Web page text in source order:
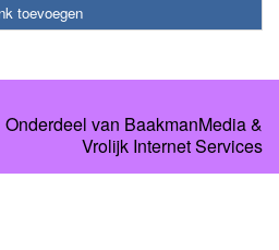
toevoegen
van BaakmanMedia&
Vrolijk Internet Services